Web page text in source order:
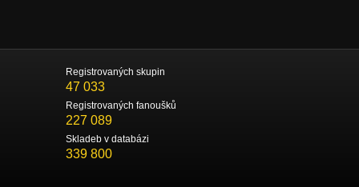
Registrovaných skupin
47 033
Registrovaných fanoušků
227 089
Skladeb v databázi
339 800